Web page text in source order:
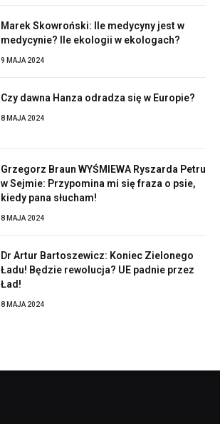
Marek Skowroński: Ile medycyny jest w
medycynie? Ile ekologii w ekologach?
9 MAJA 2024
Czy dawna Hanza odradza się w Europie?
8 MAJA 2024
Grzegorz Braun WYŚMIEWA Ryszarda Petru
w Sejmie: Przypomina mi się fraza o psie,
kiedy pana słucham!
8 MAJA 2024
Dr Artur Bartoszewicz: Koniec Zielonego
Ładu! Będzie rewolucja? UE padnie przez
Ład!
8 MAJA 2024